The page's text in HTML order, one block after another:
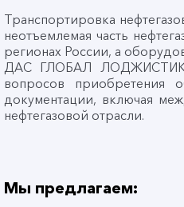
Транспортировка
неотъемлемая часть
регионах России, а
ДАС ГЛОБАЛ ЛОДЖИСТИК
вопросов приобретения
документации, включая
нефтегазовой отрасли.
Мы предлагаем: